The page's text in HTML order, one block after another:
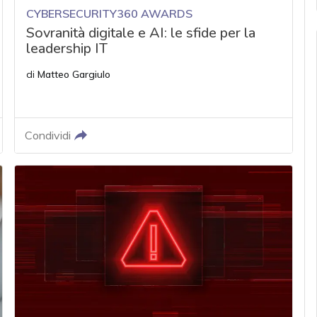
CYBERSECURITY360 AWARDS
Sovranità digitale e AI: le sfide per la
leadership IT
di Matteo Gargiulo
Condividi